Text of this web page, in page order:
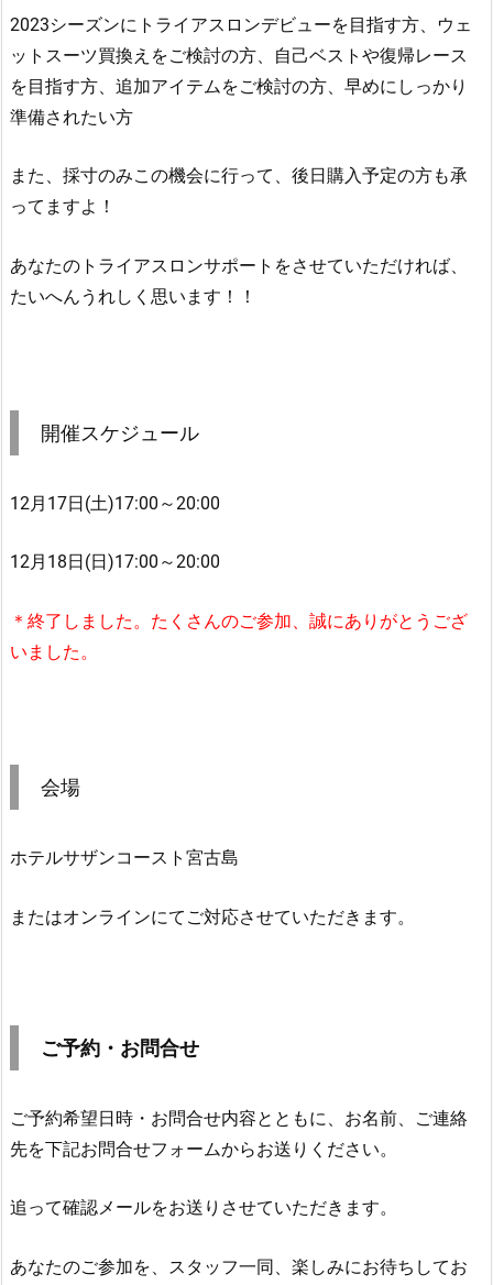
2023シーズンにトライアスロンデビューを目指す方、ウェ
ットスーツ買換えをご検討の方、自己ベストや復帰レース
を目指す方、追加アイテムをご検討の方、早めにしっかり
準備されたい方
また、採寸のみこの機会に行って、後日購入予定の方も承
ってますよ！
あなたのトライアスロンサポートをさせていただければ、
たいへんうれしく思います！！
開催スケジュール
12月17日(土)17:00～20:00
12月18日(日)17:00～20:00
＊終了しました。たくさんのご参加、誠にありがとうござ
いました。
会場
ホテルサザンコースト宮古島
またはオンラインにてご対応させていただきます。
ご予約・お問合せ
ご予約希望日時・お問合せ内容とともに、お名前、ご連絡
先を下記お問合せフォームからお送りください。
追って確認メールをお送りさせていただきます。
あなたのご参加を、スタッフ一同、楽しみにお待ちしてお